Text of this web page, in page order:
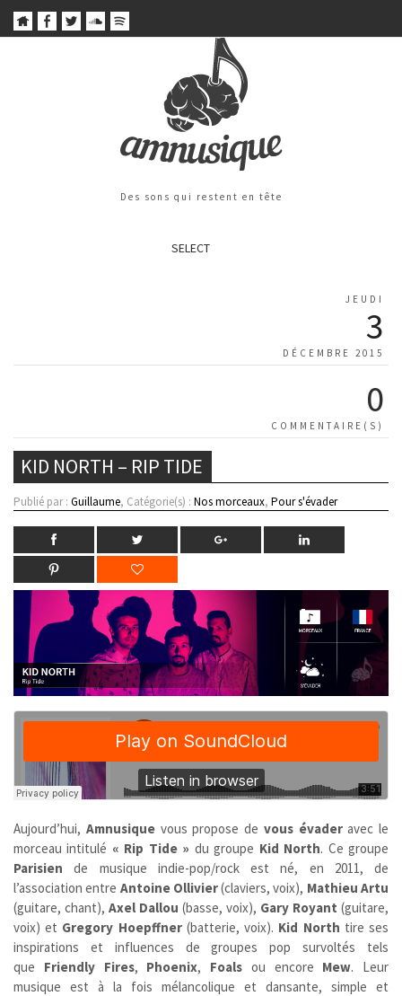
Des sons qui restent en tête
SELECT
JEUDI
3
DÉCEMBRE 2015
0
COMMENTAIRE(S)
KID NORTH – RIP TIDE
Publié par : Guillaume, Catégorie(s) : Nos morceaux, Pour s'évader
Aujourd’hui, Amnusiquevous propose de vous évaderavec le
morceau intitulé « Rip Tide » du groupe Kid North. Ce groupe
Parisien de musique indie-pop/rock est né, en 2011, de
l’association entre Antoine Ollivier(claviers, voix), Mathieu Artu
(guitare, chant), Axel Dallou (basse, voix), Gary Royant (guitare,
voix) et Gregory Hoepffner (batterie, voix). Kid North tire ses
inspirations et influences de groupes pop survoltés tels
que Friendly Fires, Phoenix, Foals ou encore Mew. Leur
musique est à la fois mélancolique et dansante, simple et